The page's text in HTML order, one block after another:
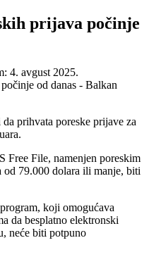
prijava počinje
4. avgust 2025.
prihvata poreske prijave za
Free File, namenjen poreskim
79.000 dolara ili manje, biti
koji omogućava
da besplatno elektronski
neće biti potpuno